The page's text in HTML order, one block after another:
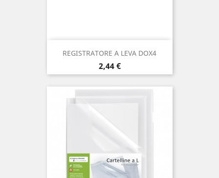
REGISTRATORE A LEVA DOX4
Prezzo
2,44 €